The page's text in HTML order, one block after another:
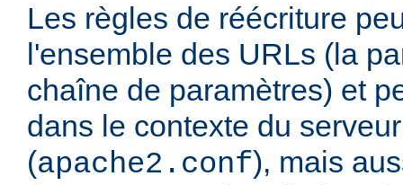
Les règles de réécriture
l'ensemble des URLs (la
chaîne de paramètres) et
dans le contexte du
(apache2.conf), mais